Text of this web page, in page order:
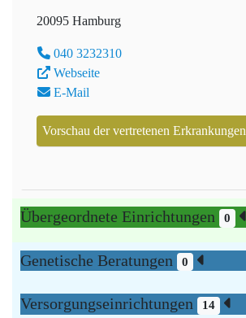
20095 Hamburg
040 3232310
Webseite
E-Mail
Vorschau der vertretenen Erkrankungen
Übergeordnete Einrichtungen 0
Genetische Beratungen 0
Versorgungseinrichtungen 14